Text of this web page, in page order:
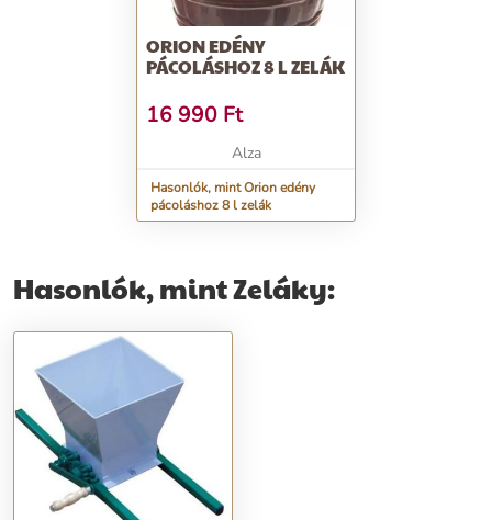
ORION EDÉNY
PÁCOLÁSHOZ 8 L ZELÁK
16 990 Ft
Alza
Hasonlók, mint Orion edény
pácoláshoz 8 l zelák
Hasonlók, mint Zeláky: